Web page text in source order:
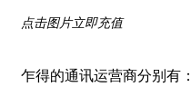
点击图片立即充值
​乍得的通讯运营商分别有：